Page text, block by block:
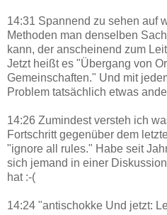
14:31 Spannend zu sehen auf
Methoden man denselben
kann, der anscheinend zum
Jetzt heißt es "Übergang von
Gemeinschaften." Und mit
Problem tatsächlich etwas
14:26 Zumindest versteh ich
Fortschritt gegenüber dem
"ignore all rules." Habe seit
sich jemand in einer
hat :-(
14:24 "antischokke Und jetzt: